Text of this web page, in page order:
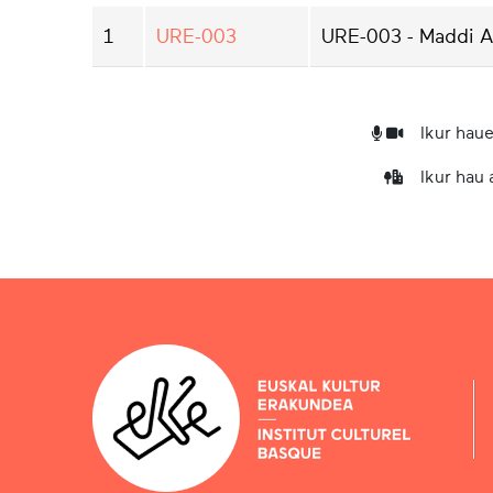
1 URE-003 URE-003 - Maddi
Ikur
Ikur hau